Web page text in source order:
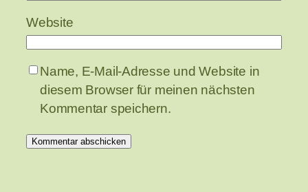
Website
Name, E-Mail-Adresse und Website in
diesem Browser für meinen nächsten
Kommentar speichern.